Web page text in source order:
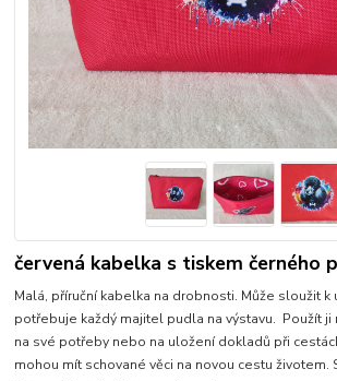
červená kabelka s tiskem černého
Malá, příruční kabelka na drobnosti. Může sloužit k
potřebuje každý majitel pudla na výstavu. Použít ji
na své potřeby nebo na uložení dokladů při
mohou mít schované věci na novou cestu životem.